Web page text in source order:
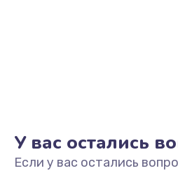
У вас остались
Если у вас остались